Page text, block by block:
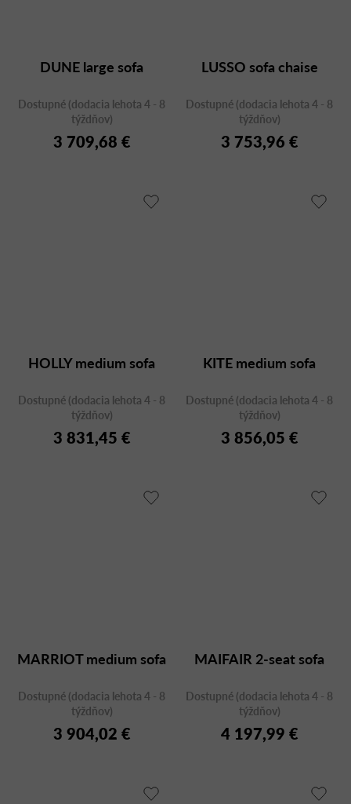
DUNE large sofa
Dostupné (dodacia lehota 4 - 8
týždňov)
3 709,68 €
LUSSO sofa chaise
Dostupné (dodacia lehota 4 - 8
týždňov)
3 753,96 €
HOLLY medium sofa
Dostupné (dodacia lehota 4 - 8
týždňov)
3 831,45 €
KITE medium sofa
Dostupné (dodacia lehota 4 - 8
týždňov)
3 856,05 €
MARRIOT medium sofa
Dostupné (dodacia lehota 4 - 8
týždňov)
3 904,02 €
MAIFAIR 2-seat sofa
Dostupné (dodacia lehota 4 - 8
týždňov)
4 197,99 €